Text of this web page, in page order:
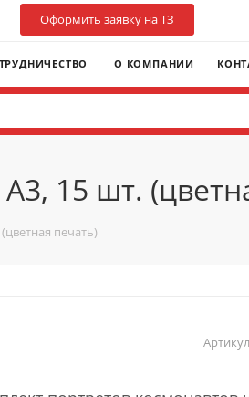
Оформить заявку на ТЗ
О КОМПАНИИ
15 шт.
печать)